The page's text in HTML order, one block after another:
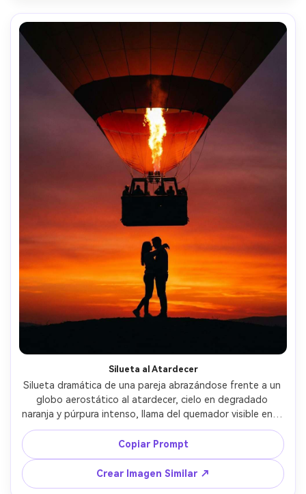
Silueta al Atardecer
Silueta dramática de una pareja abrazándose frente a un
globo aerostático al atardecer, cielo en degradado
naranja y púrpura intenso, llama del quemador visible en el
globo, captada con Canon EOS R5, 70-200mm a 135mm,
contraste fuerte, composición centrada, bordes nítidos,
ambiente cinematográfico, fotografía ultra realista --ar
4:5
Copiar Prompt
Crear Imagen Similar ↗